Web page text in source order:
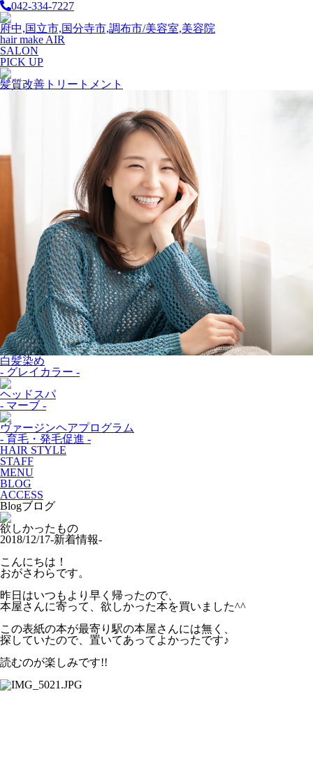
042-334-7227
府中,国立市,国分寺市,調布市/美容室,美容院
hair make AIR
SALON
PICK UP
髪質改善トリートメント
白髪染め
- グレイカラー -
ヘッドスパ
- マーブ -
ヴァージンヘアプログラム
- 育毛・発毛促進 -
HAIR STYLE
STAFF
MENU
BLOG
ACCESS
Blogブログ
欲しかったもの
2018/12/17-新着情報-
こんにちは！
おがさわらです。
昨日はいつもより早く帰ったので、
本屋さんに寄って、欲しかった本を買いました^^
この表紙の本が最寄り駅の本屋さんには無く、
探していたので、置いてあってよかったです♪
読むのが楽しみです!!